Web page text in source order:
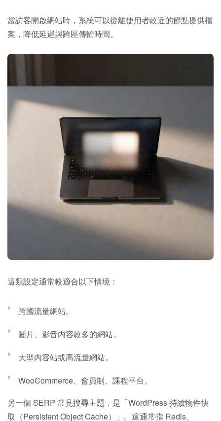
當訪客開啟網站時，系統可以從離使用者較近的節點提供檔
案，降低延遲與跨區傳輸時間。
這類設定通常較適合以下情境：
跨國流量網站。
圖片、影音內容較多的網站。
大型內容站或高流量網站。
WooCommerce、會員制、課程平台。
另一個 SERP 常見搜尋主題，是「WordPress 持續物件快
取（Persistent Object Cache）」。這通常指 Redis、